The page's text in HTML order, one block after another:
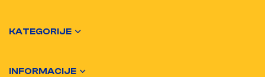
KATEGORIJE
INFORMACIJE